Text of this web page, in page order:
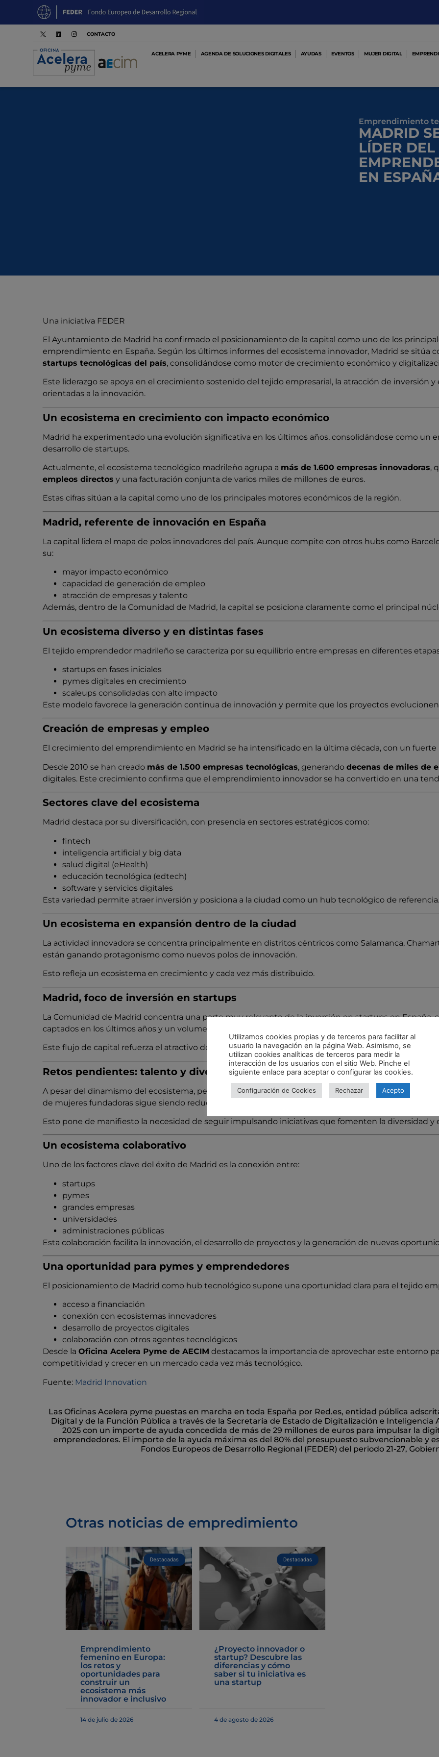
CONTACTO
ACELERA PYME AGENDA DE SOLUCIONES DIGITALES AYUDAS EVENTOS MUJER DIGITAL
Emprendimiento
MADRID
LÍDER DEL
EN
Una iniciativa FEDER
ElAyuntamiento de Madrid ha confirmado el posicionamiento de la capital como uno de los
emprendimiento en España. Según los últimos informes del ecosistema innovador, Madrid se sitúa
startups tecnológicas del país, consolidándose como motor de crecimiento económico y
Este liderazgo se apoya en el crecimiento sostenido del tejido empresarial, la atracción de inversión
orientadas a la innovación.
Un ecosistema en crecimiento con impacto económico
Madrid ha experimentado una evolución significativa en los últimos años, consolidándose como un
desarrollo de startups.
Actualmente, el ecosistema tecnológico madrileño agrupa a más de 1.600 empresas innovadoras,
empleos directos y una facturación conjunta de varios miles de millones de euros.
Estas cifras sitúan a la capital como uno de los principales motores económicos de la región.
Madrid, referente de innovación en España
La capital lidera el mapa de polos innovadores del país. Aunque compite con otros hubs como
su:
mayor impacto económico
capacidad de generación de empleo
atracción de empresas y talento
Además, dentro de la Comunidad de Madrid, la capital se posiciona claramente como el principal
Un ecosistema diverso y en distintas fases
El tejido emprendedor madrileño se caracteriza por su equilibrio entre empresas en diferentes
startups en fases iniciales
pymes digitales en crecimiento
scaleups consolidadas con alto impacto
Este modelo favorece la generación continua de innovación y permite que los proyectos
Creación de empresas y empleo
El crecimiento del emprendimiento en Madrid se ha intensificado en la última década, con un
Desde 2010 se han creado más de 1.500 empresas tecnológicas, generandodecenas de miles de
digitales. Este crecimiento confirma que el emprendimiento innovador se ha convertido en una
Sectores clave del ecosistema
Madrid destaca por su diversificación, con presencia en sectores estratégicos como:
fintech
inteligencia artificial y big data
salud digital (eHealth)
educación tecnológica (edtech)
software y servicios digitales
Esta variedad permite atraer inversión y posiciona a la ciudad como un hub tecnológico de referencia.
Un ecosistema en expansión dentro de la ciudad
La actividad innovadora se concentra principalmente en distritos céntricos como Salamanca,
están ganando protagonismo como nuevos polos de innovación.
Esto refleja un ecosistema en crecimiento y cada vez más distribuido.
Madrid, foco de inversión en startups
La Comunidad de Madrid concentra una parte muy relevante de la inversión en startups en España,
captados en los últimos años y un volumen elevado de operaciones.
Este flujo de capital refuerza el atractivo de la ciudad para emprendedores e inversores.
Retos pendientes: talento y diversidad
A pesar del dinamismo del ecosistema, persisten retos importantes como labrecha de género en
de mujeres fundadoras sigue siendo reducida.
Esto pone de manifiesto la necesidad de seguir impulsando iniciativas que fomenten la diversidad
Un ecosistema colaborativo
Uno de los factores clave del éxito de Madrid es la conexión entre:
startups
pymes
grandes empresas
universidades
administraciones públicas
Esta colaboración facilita la innovación, el desarrollo de proyectos y la generación de nuevas
Una oportunidad para pymes y emprendedores
El posicionamiento de Madrid como hub tecnológico supone una oportunidad clara para el tejido
acceso a financiación
conexión con ecosistemas innovadores
desarrollo de proyectos digitales
colaboración con otros agentes tecnológicos
Desde laOficina Acelera Pyme de AECIM destacamos la importancia de aprovechar este entorno
competitividad y crecer en un mercado cada vez más tecnológico.
Fuente: Madrid Innovation
Las Oficinas Acelera pyme puestas en marcha en toda España por Red.es, entidad pública
Digital y de la Función Pública a través de la Secretaría de Estado de Digitalización e
2025 con un importe de ayuda concedida de más de 29 millones de euros para impulsar la
emprendedores. El importe de la ayuda máxima es del 80% del presupuesto subvencionable y
Fondos Europeos de Desarrollo Regional (FEDER) del periodo 21-27,
Otras noticias de empredimiento
Destacadas
Emprendimiento
femenino en Europa:
los retos y
oportunidades para
construir un
ecosistema más
innovador e inclusivo
14 de julio de 2026
Destacadas
¿Proyecto innovador o
startup? Descubre las
diferencias y cómo
saber si tu iniciativa es
una startup
4 de agosto de 2026
Utilizamos cookies propias y de terceros para facilitar al
usuario la navegación en la página Web. Asimismo, se
utilizan cookies analíticas de terceros para medir la
interacción de los usuarios con el sitio Web. Pinche el
siguiente enlace para aceptar o configurar las cookies.
Configuración de Cookies Rechazar Acepto